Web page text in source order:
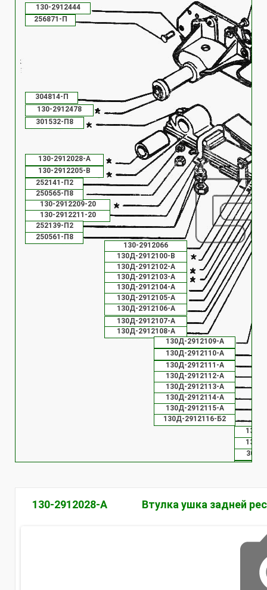
130-2912028-А
130-2912066
130-2912205-В
130-2912209-20
130-2912211-20
130-
130-
130-2912444
130-2912478
130Д-2912100-В
130Д-2912102-А
130Д-2912103-А
130Д-2912104-А
130Д-2912105-А
130Д-2912106-А
130Д-2912107-А
130Д-2912108-А
130Д-2912109-А
130Д-2912110-А
130Д-2912111-А
130Д-2912112-А
130Д-2912113-А
130Д-2912114-А
130Д-2912115-А
130Д-2912116-Б2
250561-П8
250565-П8
252139-П2
252141-П2
256871-П
301532-П8
304814-П
130-2912028-А Втулка ушка задней